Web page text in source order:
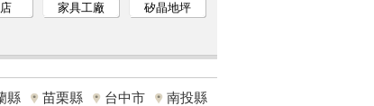
家具工廠 矽晶地坪
縣 苗栗縣 台中市
南投縣